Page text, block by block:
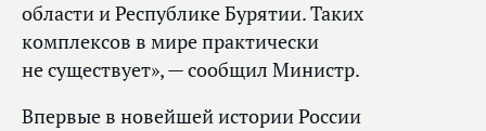
области и Республике Бурятии. Таких
комплексов в мире практически
не существует», — сообщил Министр.
Впервые в новейшей истории России